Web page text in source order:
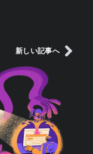
新しい記事へ